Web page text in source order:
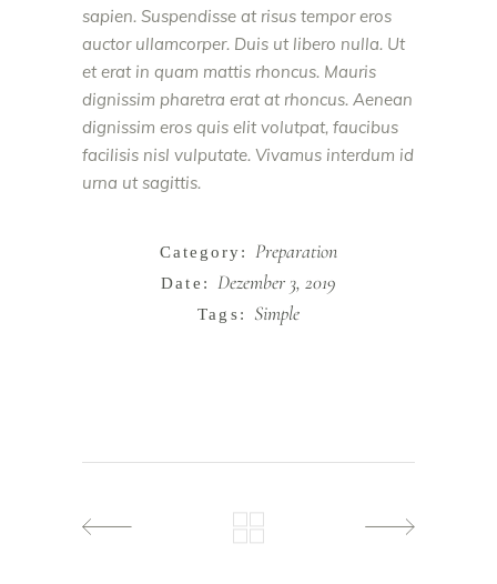
sapien. Suspendisse at risus tempor eros
auctor ullamcorper. Duis ut libero nulla. Ut
et erat in quam mattis rhoncus. Mauris
dignissim pharetra erat at rhoncus. Aenean
dignissim eros quis elit volutpat, faucibus
facilisis nisl vulputate. Vivamus interdum id
urna ut sagittis.
Category: Preparation
Date: Dezember 3, 2019
Tags: Simple